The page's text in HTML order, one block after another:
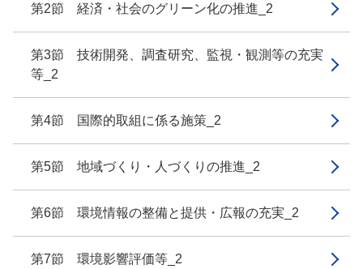
第2節 経済・社会のグリーン化の推進_2
第3節 技術開発、調査研究、監視・観測等の充実
等_2
第4節 国際的取組に係る施策_2
第5節 地域づくり・人づくりの推進_2
第6節 環境情報の整備と提供・広報の充実_2
第7節 環境影響評価等_2